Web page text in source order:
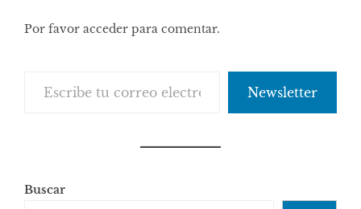
Por favor acceder para comentar.
Newsletter
Buscar